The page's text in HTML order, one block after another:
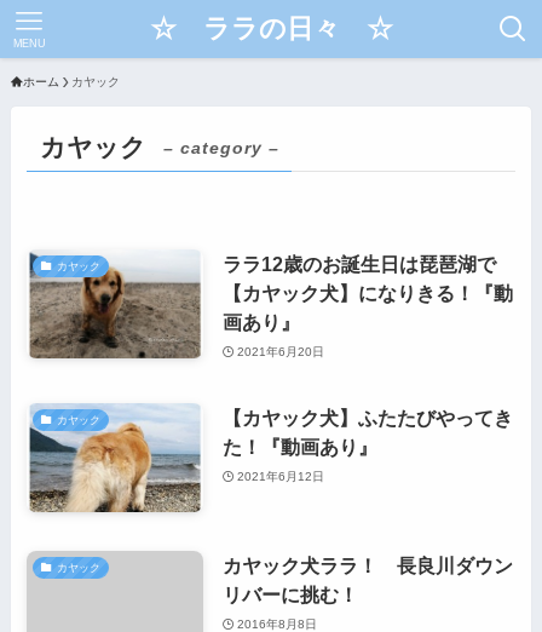
☆ ララの日々 ☆
MENU
ホーム カヤック
カヤック – category –
カヤック
ララ12歳のお誕生日は琵琶湖で
【カヤック犬】になりきる！『動
画あり』
2021年6月20日
カヤック
【カヤック犬】ふたたびやってき
た！『動画あり』
2021年6月12日
カヤック
カヤック犬ララ！ 長良川ダウン
リバーに挑む！
2016年8月8日